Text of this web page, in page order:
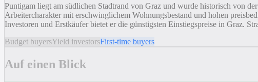
Puntigam liegt am südlichen Stadtrand von Graz und wurde historisch von
Arbeitercharakter mit erschwinglichem Wohnungsbestand und hohen
Investoren und Erstkäufer bietet er die günstigsten Einstiegspreise in Graz.
Budget buyersYield investorsFirst-time buyers
Auf einen Blick